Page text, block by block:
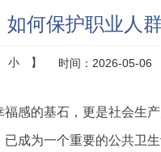
如何保护职业人
小 】 时间：2026-05-06
感的基石，更是社会生
成为一个重要的公共卫生